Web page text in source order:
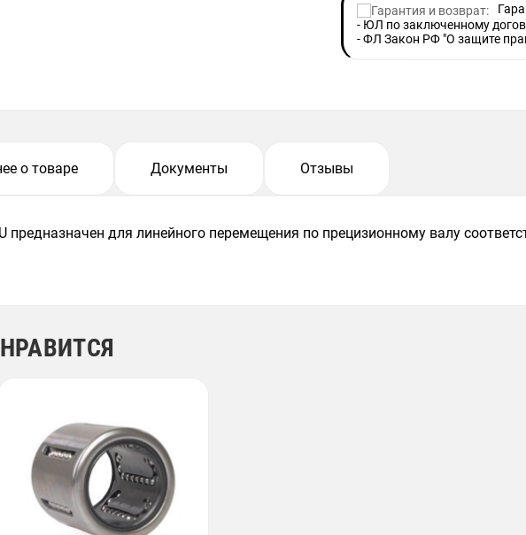
- ЮЛ по заключенному
- ФЛ Закон РФ "О защите
о товаре Документы Отзывы
предназначен для линейного перемещения по прецизионному валу